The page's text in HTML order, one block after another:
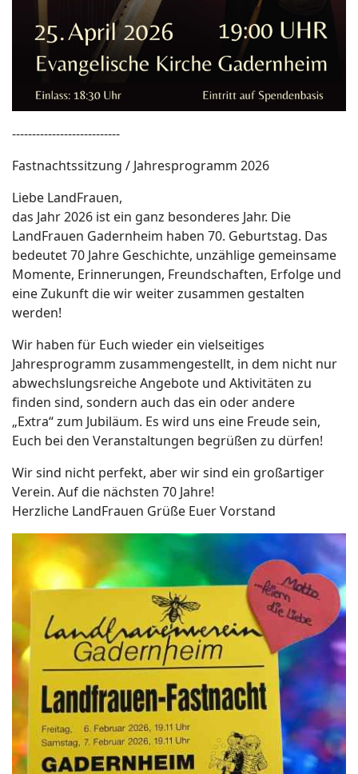
---------------------------
Fastnachtssitzung / Jahresprogramm 2026
Liebe LandFrauen,
das Jahr 2026 ist ein ganz besonderes Jahr. Die
LandFrauen Gadernheim haben 70. Geburtstag. Das
bedeutet 70 Jahre Geschichte, unzählige gemeinsame
Momente, Erinnerungen, Freundschaften, Erfolge und
eine Zukunft die wir weiter zusammen gestalten
werden!
Wir haben für Euch wieder ein vielseitiges
Jahresprogramm zusammengestellt, in dem nicht nur
abwechslungsreiche Angebote und Aktivitäten zu
finden sind, sondern auch das ein oder andere
„Extra“ zum Jubiläum. Es wird uns eine Freude sein,
Euch bei den Veranstaltungen begrüßen zu dürfen!
Wir sind nicht perfekt, aber wir sind ein großartiger
Verein. Auf die nächsten 70 Jahre!
Herzliche LandFrauen Grüße Euer Vorstand